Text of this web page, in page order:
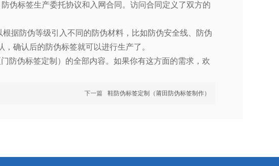
伪标签生产委托协议和入网合同。访问合同定义了双方的
据防伪等级引入不同的防伪材料，比如防伪安全线、防伪
确认后的防伪标签就可以进行生产了。
防伪标签定制）的全部内容。如果你有这方面的需求，欢
下一篇 鞋防伪标签定制（莆田防伪标签制作）